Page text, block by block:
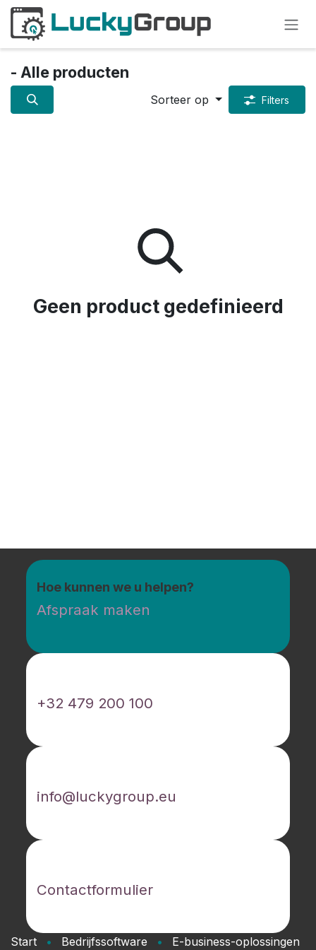
Overslaan naar inhoud
- Alle producten
Sorteer op Filters
Geen product gedefinieerd
Hoe kunnen we u helpen?
Afspraak maken
+32 479 200 100
info@luckygroup.eu
Start • Bedrijfssoftware • E-business-oplossingen
Contactformulier